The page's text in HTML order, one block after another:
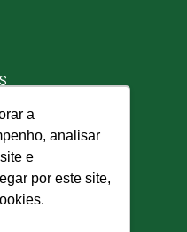
a
analisar
e
por este site,